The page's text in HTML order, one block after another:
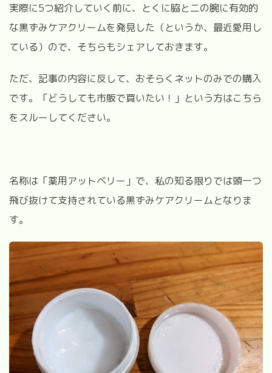
実際に5つ紹介していく前に、とくに脇と二の腕に有効的
な黒ずみケアクリームを発見した（というか、最近愛用し
ている）ので、そちらもシェアしておきます。
ただ、記事の内容に反して、おそらくネットのみでの購入
です。「どうしても市販で買いたい！」という方はこちら
をスルーしてください。
名称は「薬用アットベリー」で、私の知る限りでは頭一つ
飛び抜けて支持されている黒ずみケアクリームとなりま
す。